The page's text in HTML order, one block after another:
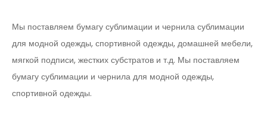
Мы поставляем бумагу сублимации и чернила сублимации
для модной одежды, спортивной одежды, домашней мебели,
мягкой подписи, жестких субстратов и т.д. Мы поставляем
бумагу сублимации и чернила для модной одежды,
спортивной одежды.